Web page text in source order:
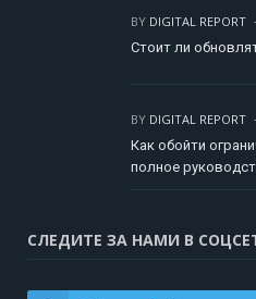
BY DIGITAL REPORT
Стоит ли
BY DIGITAL REPORT
Как обойти
полное
СЛЕДИТЕ ЗА НАМИ В